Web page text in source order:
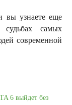
вы узнаете еще
самых
современной
6 выйдет без